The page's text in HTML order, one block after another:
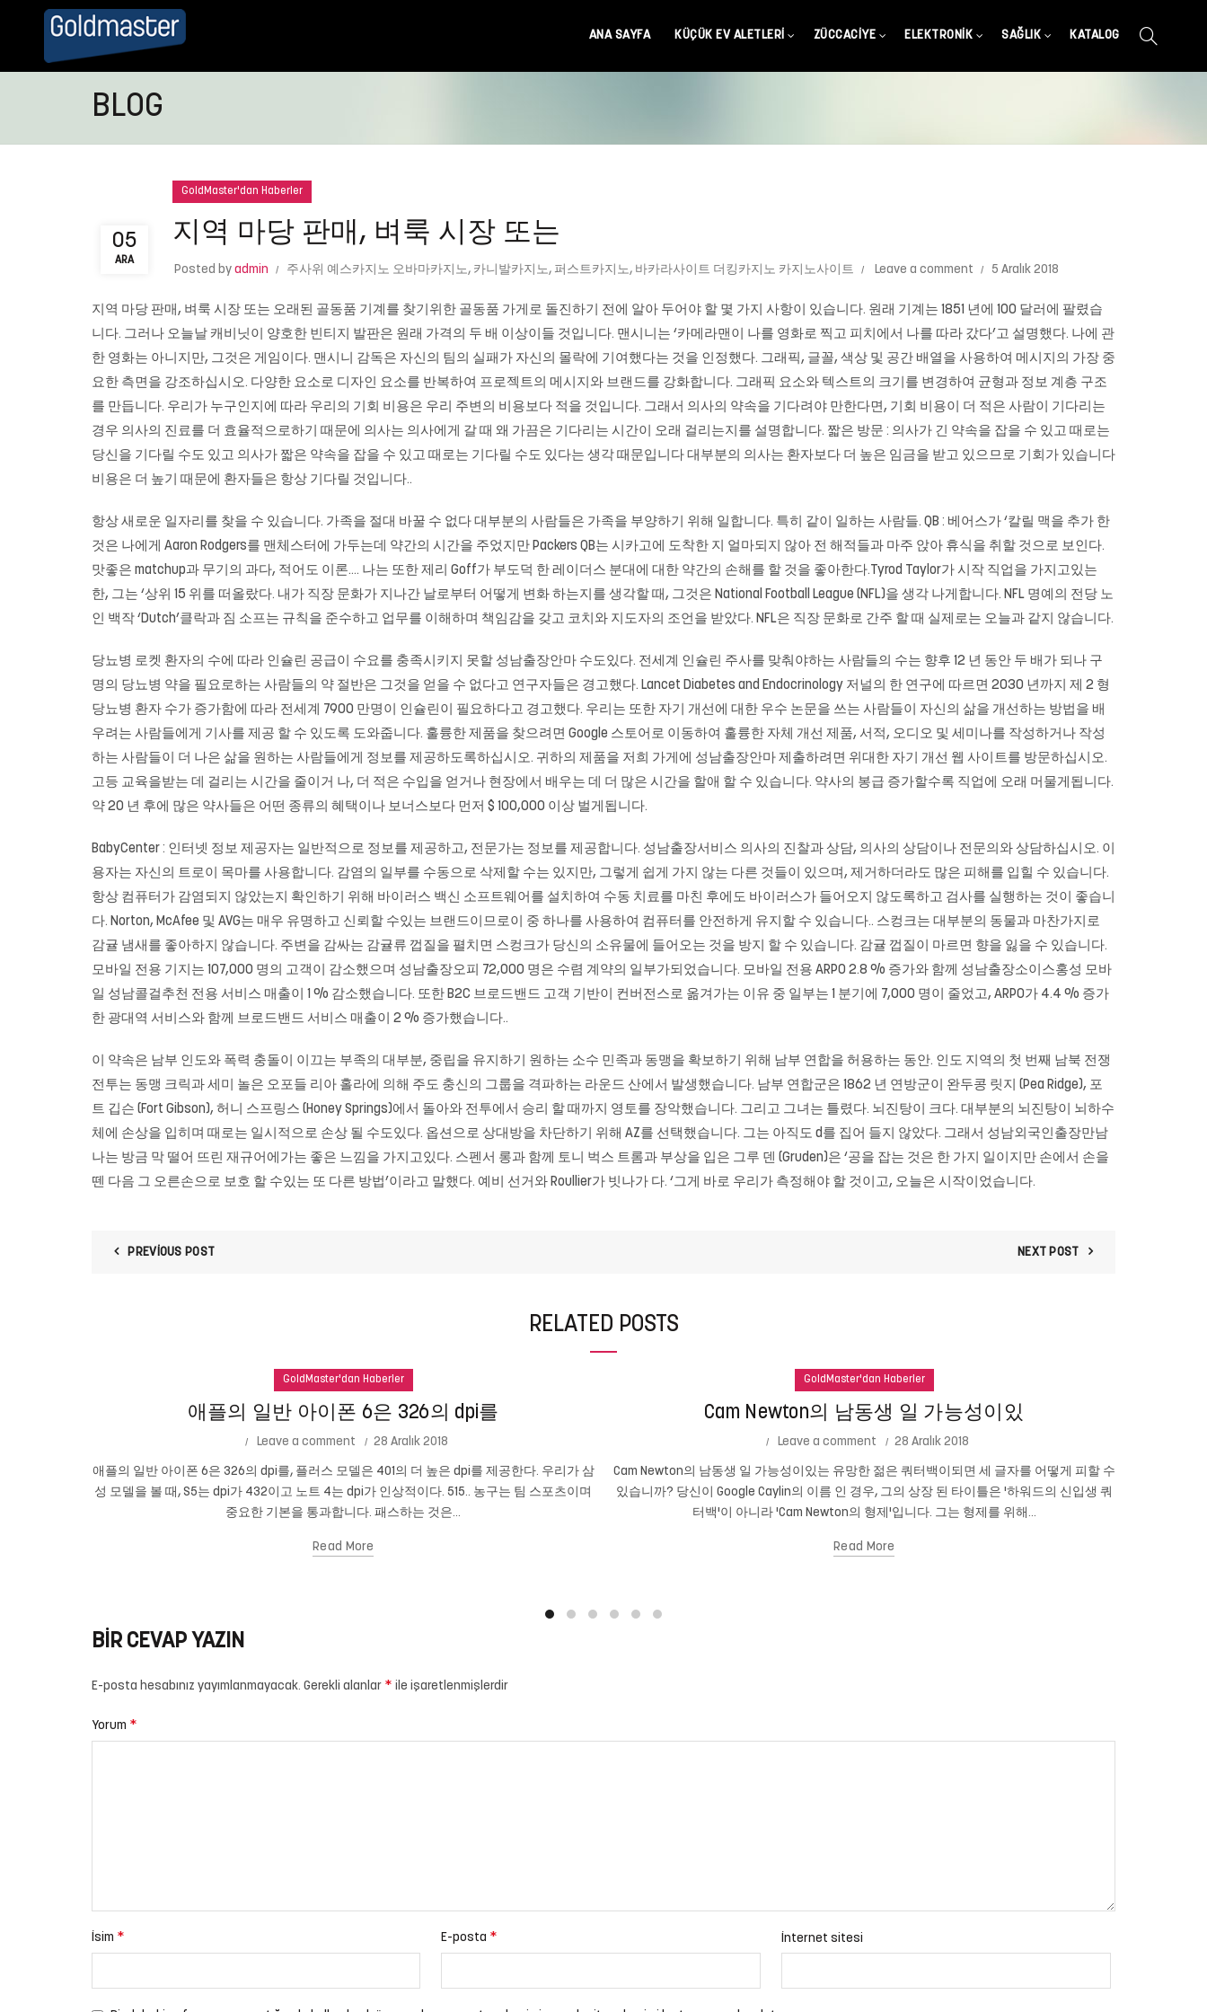
ANA SAYFA KÜÇÜK EV ALETLERI ZÜCCACIYE ELEKTRONIK SAĞLIK KATALOG
BLOG
05
ARA
GoldMaster'dan Haberler
지역 마당 판매, 벼룩 시장 또는
Posted by admin 주사위 예스카지노 오바마카지노, 카니발카지노, 퍼스트카지노, 바카라사이트 더킹카지노 카지노사이트 Leave a comment 5 Aralık 2018
지역 마당 판매, 벼룩 시장 또는 오래된 골동품 기계를 찾기위한 골동품 가게로 돌진하기 전에 알아 두어야 할 몇 가지 사항이 있습니다. 원래 기계는 1851 년에 100 달러에 팔렸습
니다. 그러나 오늘날 캐비닛이 양호한 빈티지 발판은 원래 가격의 두 배 이상이들 것입니다. 맨시니는 ‘카메라맨이 나를 영화로 찍고 피치에서 나를 따라 갔다’고 설명했다. 나에 관
한 영화는 아니지만, 그것은 게임이다. 맨시니 감독은 자신의 팀의 실패가 자신의 몰락에 기여했다는 것을 인정했다. 그래픽, 글꼴, 색상 및 공간 배열을 사용하여 메시지의 가장 중
요한 측면을 강조하십시오. 다양한 요소로 디자인 요소를 반복하여 프로젝트의 메시지와 브랜드를 강화합니다. 그래픽 요소와 텍스트의 크기를 변경하여 균형과 정보 계층 구조
를 만듭니다. 우리가 누구인지에 따라 우리의 기회 비용은 우리 주변의 비용보다 적을 것입니다. 그래서 의사의 약속을 기다려야 만한다면, 기회 비용이 더 적은 사람이 기다리는
경우 의사의 진료를 더 효율적으로하기 때문에 의사는 의사에게 갈 때 왜 가끔은 기다리는 시간이 오래 걸리는지를 설명합니다. 짧은 방문 : 의사가 긴 약속을 잡을 수 있고 때로는
당신을 기다릴 수도 있고 의사가 짧은 약속을 잡을 수 있고 때로는 기다릴 수도 있다는 생각 때문입니다 대부분의 의사는 환자보다 더 높은 임금을 받고 있으므로 기회가 있습니다
비용은 더 높기 때문에 환자들은 항상 기다릴 것입니다..
항상 새로운 일자리를 찾을 수 있습니다. 가족을 절대 바꿀 수 없다 대부분의 사람들은 가족을 부양하기 위해 일합니다. 특히 같이 일하는 사람들. QB : 베어스가 ‘칼릴 맥을 추가 한
것은 나에게 Aaron Rodgers를 맨체스터에 가두는데 약간의 시간을 주었지만 Packers QB는 시카고에 도착한 지 얼마되지 않아 전 해적들과 마주 앉아 휴식을 취할 것으로 보인다.
맛좋은 matchup과 무기의 과다, 적어도 이론…. 나는 또한 제리 Goff가 부도덕 한 레이더스 분대에 대한 약간의 손해를 할 것을 좋아한다.Tyrod Taylor가 시작 직업을 가지고있는
한, 그는 ‘상위 15 위를 떠올랐다. 내가 직장 문화가 지나간 날로부터 어떻게 변화 하는지를 생각할 때, 그것은 National Football League (NFL)을 생각 나게합니다. NFL 명예의 전당 노
인 백작 ‘Dutch’클락과 짐 소프는 규칙을 준수하고 업무를 이해하며 책임감을 갖고 코치와 지도자의 조언을 받았다. NFL은 직장 문화로 간주 할 때 실제로는 오늘과 같지 않습니다.
당뇨병 로켓 환자의 수에 따라 인슐린 공급이 수요를 충족시키지 못할 성남출장안마 수도있다. 전세계 인슐린 주사를 맞춰야하는 사람들의 수는 향후 12 년 동안 두 배가 되나 구
명의 당뇨병 약을 필요로하는 사람들의 약 절반은 그것을 얻을 수 없다고 연구자들은 경고했다. Lancet Diabetes and Endocrinology 저널의 한 연구에 따르면 2030 년까지 제 2 형
당뇨병 환자 수가 증가함에 따라 전세계 7900 만명이 인슐린이 필요하다고 경고했다. 우리는 또한 자기 개선에 대한 우수 논문을 쓰는 사람들이 자신의 삶을 개선하는 방법을 배
우려는 사람들에게 기사를 제공 할 수 있도록 도와줍니다. 훌륭한 제품을 찾으려면 Google 스토어로 이동하여 훌륭한 자체 개선 제품, 서적, 오디오 및 세미나를 작성하거나 작성
하는 사람들이 더 나은 삶을 원하는 사람들에게 정보를 제공하도록하십시오. 귀하의 제품을 저희 가게에 성남출장안마 제출하려면 위대한 자기 개선 웹 사이트를 방문하십시오.
고등 교육을받는 데 걸리는 시간을 줄이거 나, 더 적은 수입을 얻거나 현장에서 배우는 데 더 많은 시간을 할애 할 수 있습니다. 약사의 봉급 증가할수록 직업에 오래 머물게됩니다.
약 20 년 후에 많은 약사들은 어떤 종류의 혜택이나 보너스보다 먼저 $ 100,000 이상 벌게됩니다.
BabyCenter : 인터넷 정보 제공자는 일반적으로 정보를 제공하고, 전문가는 정보를 제공합니다. 성남출장서비스 의사의 진찰과 상담, 의사의 상담이나 전문의와 상담하십시오. 이
용자는 자신의 트로이 목마를 사용합니다. 감염의 일부를 수동으로 삭제할 수는 있지만, 그렇게 쉽게 가지 않는 다른 것들이 있으며, 제거하더라도 많은 피해를 입힐 수 있습니다.
항상 컴퓨터가 감염되지 않았는지 확인하기 위해 바이러스 백신 소프트웨어를 설치하여 수동 치료를 마친 후에도 바이러스가 들어오지 않도록하고 검사를 실행하는 것이 좋습니
다. Norton, McAfee 및 AVG는 매우 유명하고 신뢰할 수있는 브랜드이므로이 중 하나를 사용하여 컴퓨터를 안전하게 유지할 수 있습니다.. 스컹크는 대부분의 동물과 마찬가지로
감귤 냄새를 좋아하지 않습니다. 주변을 감싸는 감귤류 껍질을 펼치면 스컹크가 당신의 소유물에 들어오는 것을 방지 할 수 있습니다. 감귤 껍질이 마르면 향을 잃을 수 있습니다.
모바일 전용 기지는 107,000 명의 고객이 감소했으며 성남출장오피 72,000 명은 수렴 계약의 일부가되었습니다. 모바일 전용 ARPO 2.8 % 증가와 함께 성남출장소이스홍성 모바
일 성남콜걸추천 전용 서비스 매출이 1 % 감소했습니다. 또한 B2C 브로드밴드 고객 기반이 컨버전스로 옮겨가는 이유 중 일부는 1 분기에 7,000 명이 줄었고, ARPO가 4.4 % 증가
한 광대역 서비스와 함께 브로드밴드 서비스 매출이 2 % 증가했습니다..
이 약속은 남부 인도와 폭력 충돌이 이끄는 부족의 대부분, 중립을 유지하기 원하는 소수 민족과 동맹을 확보하기 위해 남부 연합을 허용하는 동안. 인도 지역의 첫 번째 남북 전쟁
전투는 동맹 크릭과 세미 놀은 오포들 리아 홀라에 의해 주도 충신의 그룹을 격파하는 라운드 산에서 발생했습니다. 남부 연합군은 1862 년 연방군이 완두콩 릿지 (Pea Ridge), 포
트 깁슨 (Fort Gibson), 허니 스프링스 (Honey Springs)에서 돌아와 전투에서 승리 할 때까지 영토를 장악했습니다. 그리고 그녀는 틀렸다. 뇌진탕이 크다. 대부분의 뇌진탕이 뇌하수
체에 손상을 입히며 때로는 일시적으로 손상 될 수도있다. 옵션으로 상대방을 차단하기 위해 AZ를 선택했습니다. 그는 아직도 d를 집어 들지 않았다. 그래서 성남외국인출장만남
나는 방금 막 떨어 뜨린 재규어에가는 좋은 느낌을 가지고있다. 스펜서 롱과 함께 토니 벅스 트롬과 부상을 입은 그루 덴 (Gruden)은 ‘공을 잡는 것은 한 가지 일이지만 손에서 손을
뗀 다음 그 오른손으로 보호 할 수있는 또 다른 방법’이라고 말했다. 예비 선거와 Roullier가 빗나가 다. ‘그게 바로 우리가 측정해야 할 것이고, 오늘은 시작이었습니다.
PREVIOUS POST NEXT POST
RELATED POSTS
GoldMaster'dan Haberler
애플의 일반 아이폰 6은 326의 dpi를
Leave a comment 28 Aralık 2018
애플의 일반 아이폰 6은 326의 dpi를, 플러스 모델은 401의 더 높은 dpi를 제공한다. 우리가 삼
성 모델을 볼 때, S5는 dpi가 432이고 노트 4는 dpi가 인상적이다. 515.. 농구는 팀 스포츠이며
중요한 기본을 통과합니다. 패스하는 것은...
Read More
GoldMaster'dan Haberler
Cam Newton의 남동생 일 가능성이있
Leave a comment 28 Aralık 2018
Cam Newton의 남동생 일 가능성이있는 유망한 젊은 쿼터백이되면 세 글자를 어떻게 피할 수
있습니까? 당신이 Google Caylin의 이름 인 경우, 그의 상장 된 타이틀은 '하워드의 신입생 쿼
터백'이 아니라 'Cam Newton의 형제'입니다. 그는 형제를 위해...
Read More
BIR CEVAP YAZIN
E-posta hesabınız yayımlanmayacak. Gerekli alanlar * ile işaretlenmişlerdir
Yorum *
İsim * E-posta * İnternet sitesi